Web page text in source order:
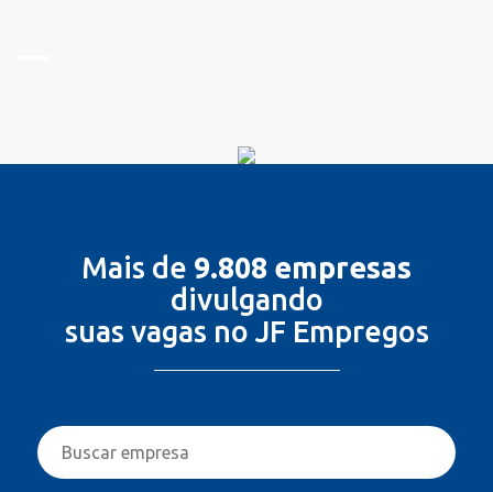
Mais de 9.808 empresas
divulgando
suas vagas no JF Empregos